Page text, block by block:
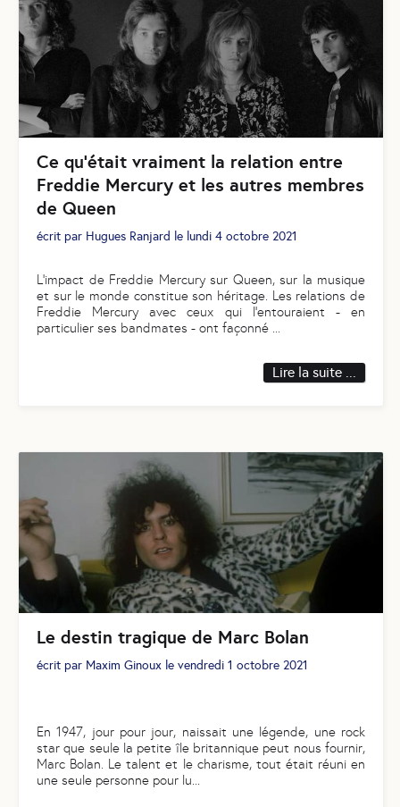
Ce qu'était vraiment la relation entre
Freddie Mercury et les autres membres
de Queen
écrit par Hugues Ranjard le lundi 4 octobre 2021
L'impact de Freddie Mercury sur Queen, sur la musique
et sur le monde constitue son héritage. Les relations de
Freddie Mercury avec ceux qui l'entouraient - en
particulier ses bandmates - ont façonné
Lire la suite ...
Le destin tragique de Marc Bolan
écrit par Maxim Ginoux le vendredi 1 octobre 2021
En 1947, jour pour jour, naissait une légende, une rock
star que seule la petite île britannique peut nous fournir,
Marc Bolan. Le talent et le charisme, tout était réuni en
une seule personne pour lu